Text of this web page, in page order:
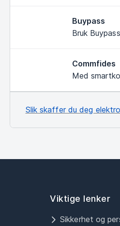
Buypass
Bruk
Commfides
Med
Slik skaffer du deg
Viktige lenker
Sikkerhet og